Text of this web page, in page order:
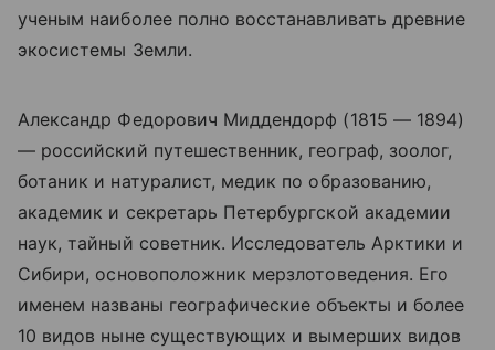
ученым наиболее полно восстанавливать древние
экосистемы Земли.
Александр Федорович Миддендорф (1815 — 1894)
— российский путешественник, географ, зоолог,
ботаник и натуралист, медик по образованию,
академик и секретарь Петербургской академии
наук, тайный советник. Исследователь Арктики и
Сибири, основоположник мерзлотоведения. Его
именем названы географические объекты и более
10 видов ныне существующих и вымерших видов